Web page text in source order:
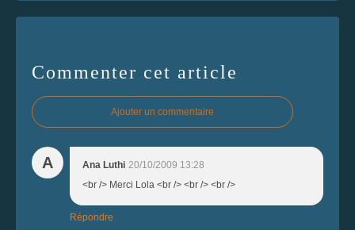
Commenter cet article
Ajouter un commentaire
A Ana Luthi 20/10/2009 13:28
<br /> Merci Lola <br /> <br /> <br />
Répondre